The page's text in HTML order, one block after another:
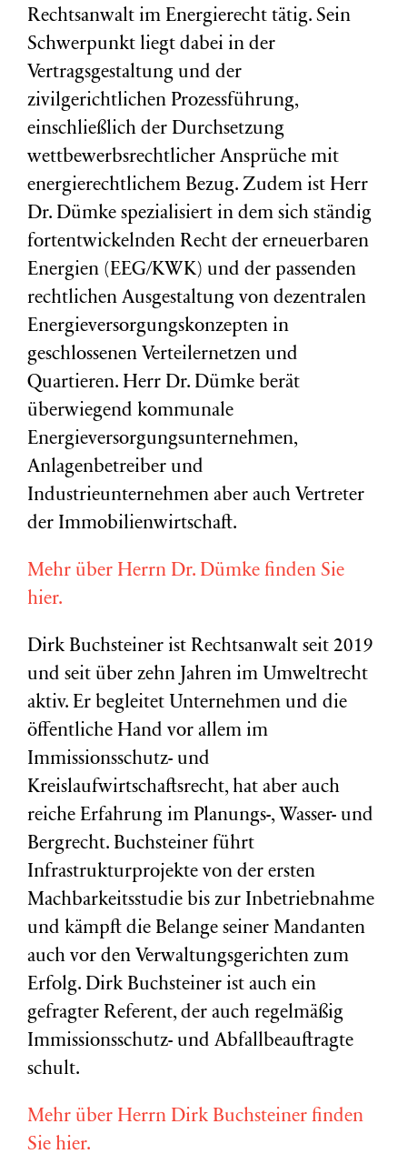
Rechtsanwalt im Energierecht tätig. Sein
Schwerpunkt liegt dabei in der
Vertragsgestaltung und der
zivilgerichtlichen Prozessführung,
einschließlich der Durchsetzung
wettbewerbsrechtlicher Ansprüche mit
energierechtlichem Bezug. Zudem ist Herr
Dr. Dümke spezialisiert in dem sich ständig
fortentwickelnden Recht der erneuerbaren
Energien (EEG/KWK) und der passenden
rechtlichen Ausgestaltung von dezentralen
Energieversorgungskonzepten in
geschlossenen Verteilernetzen und
Quartieren. Herr Dr. Dümke berät
überwiegend kommunale
Energieversorgungsunternehmen,
Anlagenbetreiber und
Industrieunternehmen aber auch Vertreter
der Immobilienwirtschaft.
Mehr über Herrn Dr. Dümke finden Sie
hier.
Dirk Buchsteiner ist Rechtsanwalt seit 2019
und seit über zehn Jahren im Umweltrecht
aktiv. Er begleitet Unternehmen und die
öffentliche Hand vor allem im
Immissionsschutz- und
Kreislaufwirtschaftsrecht, hat aber auch
reiche Erfahrung im Planungs-, Wasser- und
Bergrecht. Buchsteiner führt
Infrastrukturprojekte von der ersten
Machbarkeitsstudie bis zur Inbetriebnahme
und kämpft die Belange seiner Mandanten
auch vor den Verwaltungsgerichten zum
Erfolg. Dirk Buchsteiner ist auch ein
gefragter Referent, der auch regelmäßig
Immissionsschutz- und Abfallbeauftragte
schult.
Mehr über Herrn Dirk Buchsteiner finden
Sie hier.